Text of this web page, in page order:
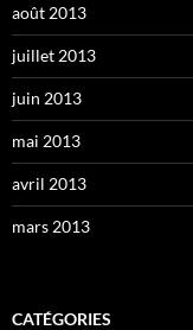
août 2013
juillet 2013
juin 2013
mai 2013
avril 2013
mars 2013
CATÉGORIES